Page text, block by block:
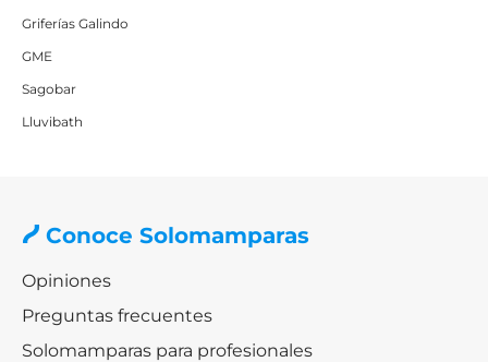
Griferías Galindo
GME
Sagobar
Lluvibath
Conoce Solomamparas
Opiniones
Preguntas frecuentes
Solomamparas para profesionales